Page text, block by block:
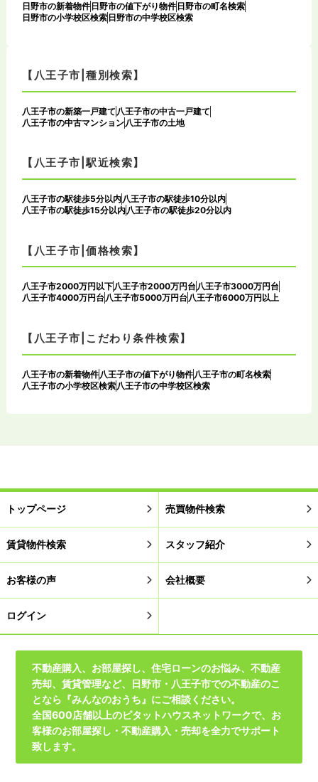
日野市の新着物件 日野市の値下がり物件 日野市の町名検索
日野市の小学校区検索 日野市の中学校区検索
【八王子市|種別検索】
八王子市の新築一戸建て 八王子市の中古一戸建て
八王子市の中古マンション 八王子市の土地
【八王子市|駅近検索】
八王子市の駅徒歩5分以内八王子市の駅徒歩10分以内
八王子市の駅徒歩15分以内八王子市の駅徒歩20分以内
【八王子市|価格検索】
八王子市2000万円以下八王子市2000万円台八王子市3000万円台
八王子市4000万円台八王子市5000万円台八王子市6000万円以上
【八王子市|こだわり条件検索】
八王子市の新着物件 八王子市の値下がり物件 八王子市の町名検索
八王子市の小学校区検索 八王子市の中学校区検索
トップページ 売買物件検索
賃貸物件検索 スタッフ紹介
お客様の声 会社概要
ログイン
不動産購入、お部屋探し、住宅ローンのお悩み、不動産
売却、賃貸管理など、日野市・八王子市での不動産のこ
となら『みんなのおうち』にご相談ください。
全国600店舗以上のピタットハウスネットワークで、お
客様のお部屋探し・不動産購入・売却を全力でサポート
致します。